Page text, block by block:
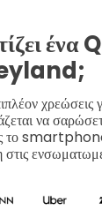
ένα
χρεώσεις
να
το